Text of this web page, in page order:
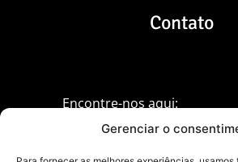
Gerenciar o
Contato
Encontre-nos aqui: